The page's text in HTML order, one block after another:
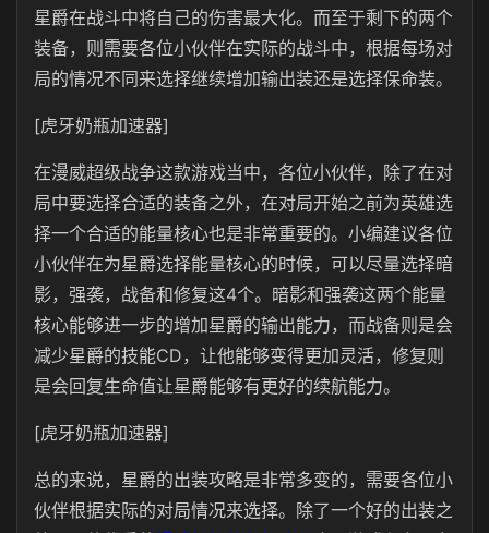
星爵在战斗中将自己的伤害最大化。而至于剩下的两个
装备，则需要各位小伙伴在实际的战斗中，根据每场对
局的情况不同来选择继续增加输出装还是选择保命装。
[虎牙奶瓶加速器]
在漫威超级战争这款游戏当中，各位小伙伴，除了在对
局中要选择合适的装备之外，在对局开始之前为英雄选
择一个合适的能量核心也是非常重要的。小编建议各位
小伙伴在为星爵选择能量核心的时候，可以尽量选择暗
影，强袭，战备和修复这4个。暗影和强袭这两个能量
核心能够进一步的增加星爵的输出能力，而战备则是会
减少星爵的技能CD，让他能够变得更加灵活，修复则
是会回复生命值让星爵能够有更好的续航能力。
[虎牙奶瓶加速器]
总的来说，星爵的出装攻略是非常多变的，需要各位小
伙伴根据实际的对局情况来选择。除了一个好的出装之